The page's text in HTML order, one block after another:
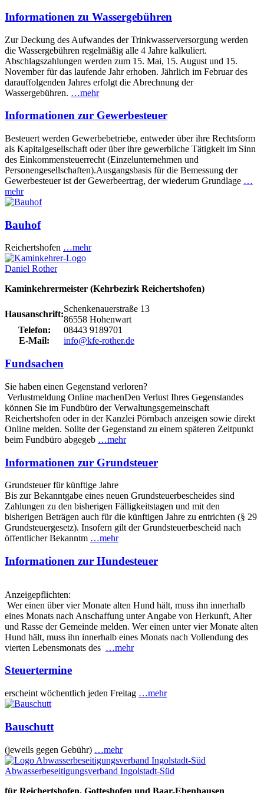
Informationen zu Wassergebühren
Zur Deckung des Aufwandes der Trinkwasserversorgung werden
die Wassergebühren regelmäßig alle 4 Jahre kalkuliert.
Abschlagszahlungen werden zum 15. Mai, 15. August und 15.
November für das laufende Jahr erhoben. Jährlich im Februar des
darauffolgenden Jahres erfolgt die Abrechnung der
Wassergebühren. …mehr
Informationen zur Gewerbesteuer
Besteuert werden Gewerbebetriebe, entweder über ihre Rechtsform
als Kapitalgesellschaft oder über ihre gewerbliche Tätigkeit im Sinn
des Einkommensteuerrecht (Einzelunternehmen und
Personengesellschaften).Ausgangsbasis für die Bemessung der
Gewerbesteuer ist der Gewerbeertrag, der wiederum Grundlage …
mehr
Bauhof
Reichertshofen …mehr
Daniel Rother
Kaminkehrermeister (Kehrbezirk Reichertshofen)
Hausanschrift:
Schenkenauerstraße 13
86558 Hohenwart
Telefon:
08443 9189701
E-Mail:
info@kfe-rother.de
Fundsachen
Sie haben einen Gegenstand verloren?
Verlustmeldung Online machenDen Verlust Ihres Gegenstandes
können Sie im Fundbüro der Verwaltungsgemeinschaft
Reichertshofen oder in der Kanzlei Pörnbach anzeigen sowie direkt
Online melden. Sollte der Gegenstand zu einem späteren Zeitpunkt
beim Fundbüro abgegeb …mehr
Informationen zur Grundsteuer
Grundsteuer für künftige Jahre
Bis zur Bekanntgabe eines neuen Grundsteuerbescheides sind
Zahlungen zu den bisherigen Fälligkeitstagen und mit den
bisherigen Beträgen auch für die künftigen Jahre zu entrichten (§ 29
Grundsteuergesetz). Insofern gilt der Grundsteuerbescheid nach
öffentlicher Bekanntm …mehr
Informationen zur Hundesteuer
Anzeigepflichten:
Wer einen über vier Monate alten Hund hält, muss ihn innerhalb
eines Monats nach Anschaffung unter Angabe von Herkunft, Alter
und Rasse der Gemeinde melden. Wer einen unter vier Monate alten
Hund hält, muss ihn innerhalb eines Monats nach Vollendung des
vierten Lebensmonats des …mehr
Steuertermine
erscheint wöchentlich jeden Freitag …mehr
Bauschutt
(jeweils gegen Gebühr) …mehr
Abwasserbeseitigungsverband Ingolstadt-Süd
für Reichertshofen, Gotteshofen und Baar-Ebenhausen